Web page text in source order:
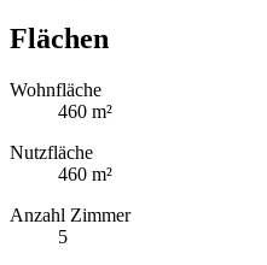
Flächen
Wohnfläche
460 m²
Nutzfläche
460 m²
Anzahl Zimmer
5